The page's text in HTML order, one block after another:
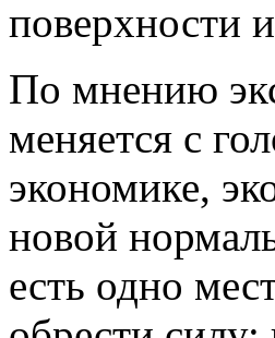
поверхности
По мнению
меняется с
экономике,
новой
есть одно